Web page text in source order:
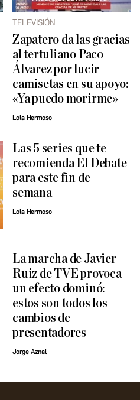
TELEVISIÓN
Zapatero da las gracias
al tertuliano Paco
Álvarez por lucir
camisetas en su apoyo:
«Ya puedo morirme»
Lola Hermoso
Las 5 series que te
recomienda El Debate
para este fin de
semana
Lola Hermoso
La marcha de Javier
Ruiz de TVE provoca
un efecto dominó:
estos son todos los
cambios de
presentadores
Jorge Aznal